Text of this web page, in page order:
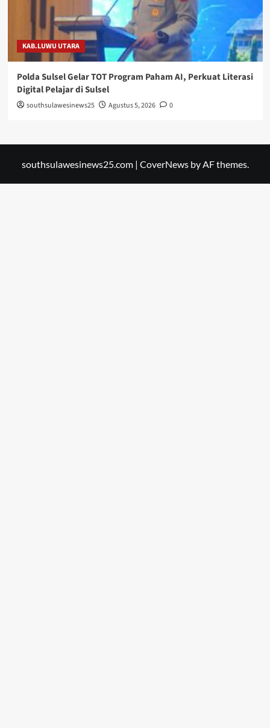
KAB.LUWU UTARA
Polda Sulsel Gelar TOT Program Paham AI, Perkuat Literasi
Digital Pelajar di Sulsel
southsulawesinews25 Agustus 5, 2026 0
southsulawesinews25.com | CoverNewsby AF themes.